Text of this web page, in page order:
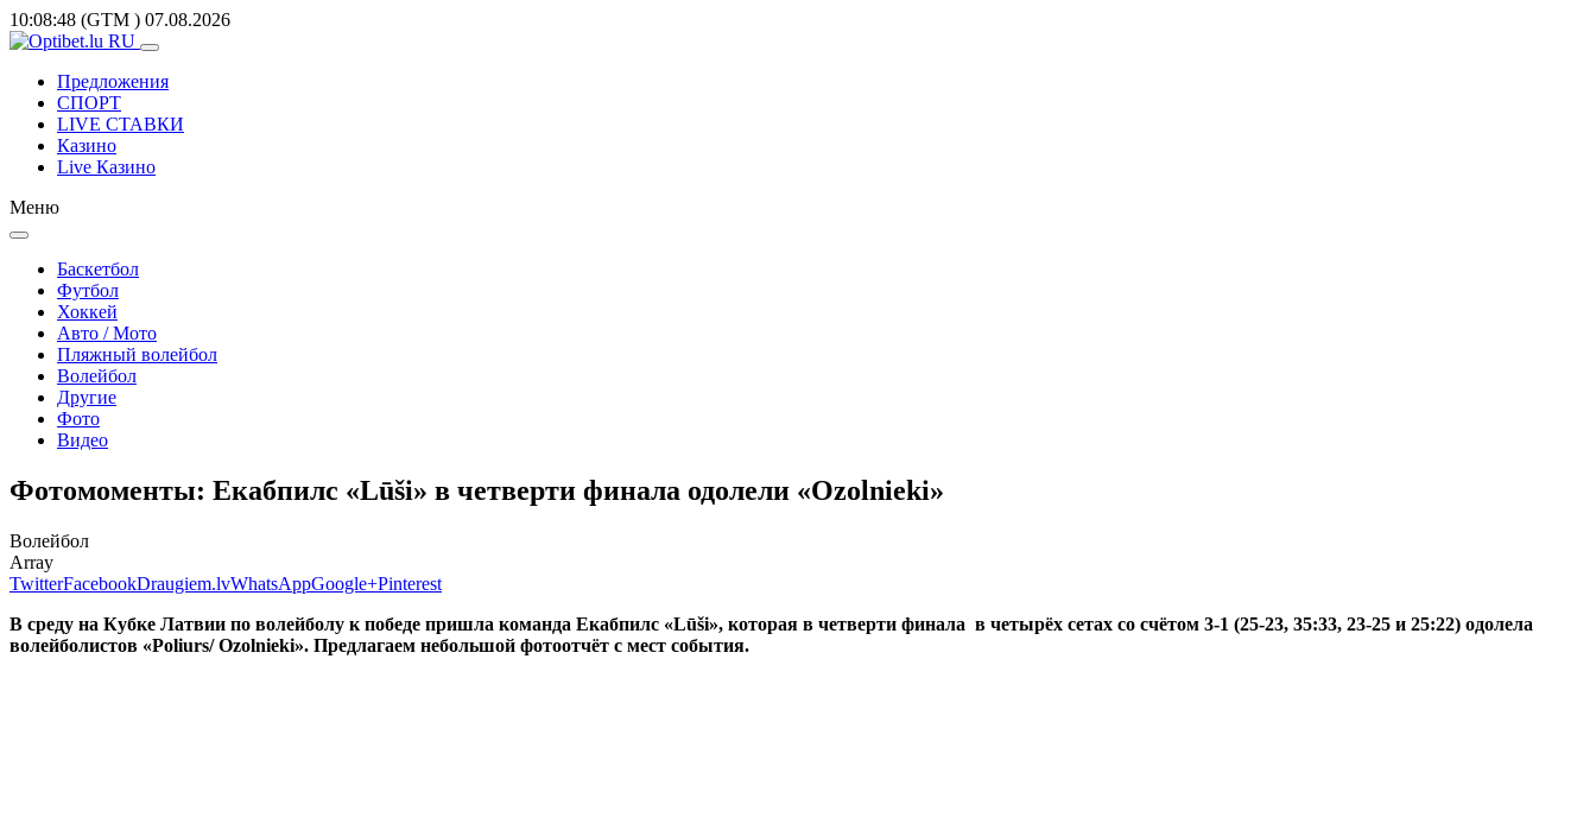
10:08:48 (GTM ) 07.08.2026
Предложения
СПОРТ
LIVE СТАВКИ
Казино
Live Казино
Меню
Баскетбол
Футбол
Хоккей
Авто / Мото
Пляжный волейбол
Волейбол
Другие
Фото
Видео
Фотомоменты: Екабпилс «Lūši» в четверти финала одолели «Ozolnieki»
Волейбол
Array
TwitterFacebookDraugiem.lvWhatsAppGoogle+Pinterest
В среду на Кубке Латвии по волейболу к победе пришла команда Екабпилс «Lūši», которая в четверти финала в четырёх сетах со счётом 3-1 (25-23, 35:33, 23-25 и 25:22) одолела
волейболистов «Poliurs/ Ozolnieki». Предлагаем небольшой фотоотчёт с мест события.